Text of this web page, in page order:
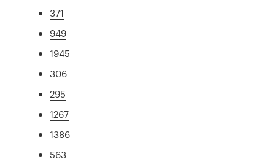
371
949
1945
306
295
1267
1386
563